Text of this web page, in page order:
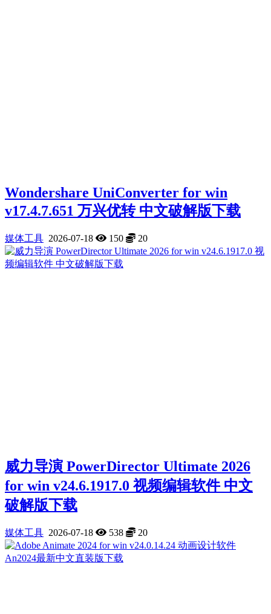
Wondershare UniConverter for win
v17.4.7.651 万兴优转 中文破解版下载
媒体工具 2026-07-18 150 20
威力导演 PowerDirector Ultimate 2026
for win v24.6.1917.0 视频编辑软件 中文
破解版下载
媒体工具 2026-07-18 538 20